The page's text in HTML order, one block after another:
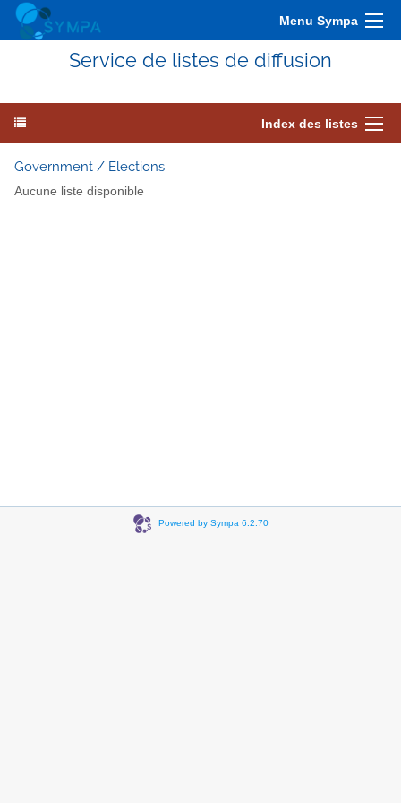
Menu Sympa
Service de listes de diffusion
Index des listes
Government / Elections
Aucune liste disponible
Powered by Sympa 6.2.70